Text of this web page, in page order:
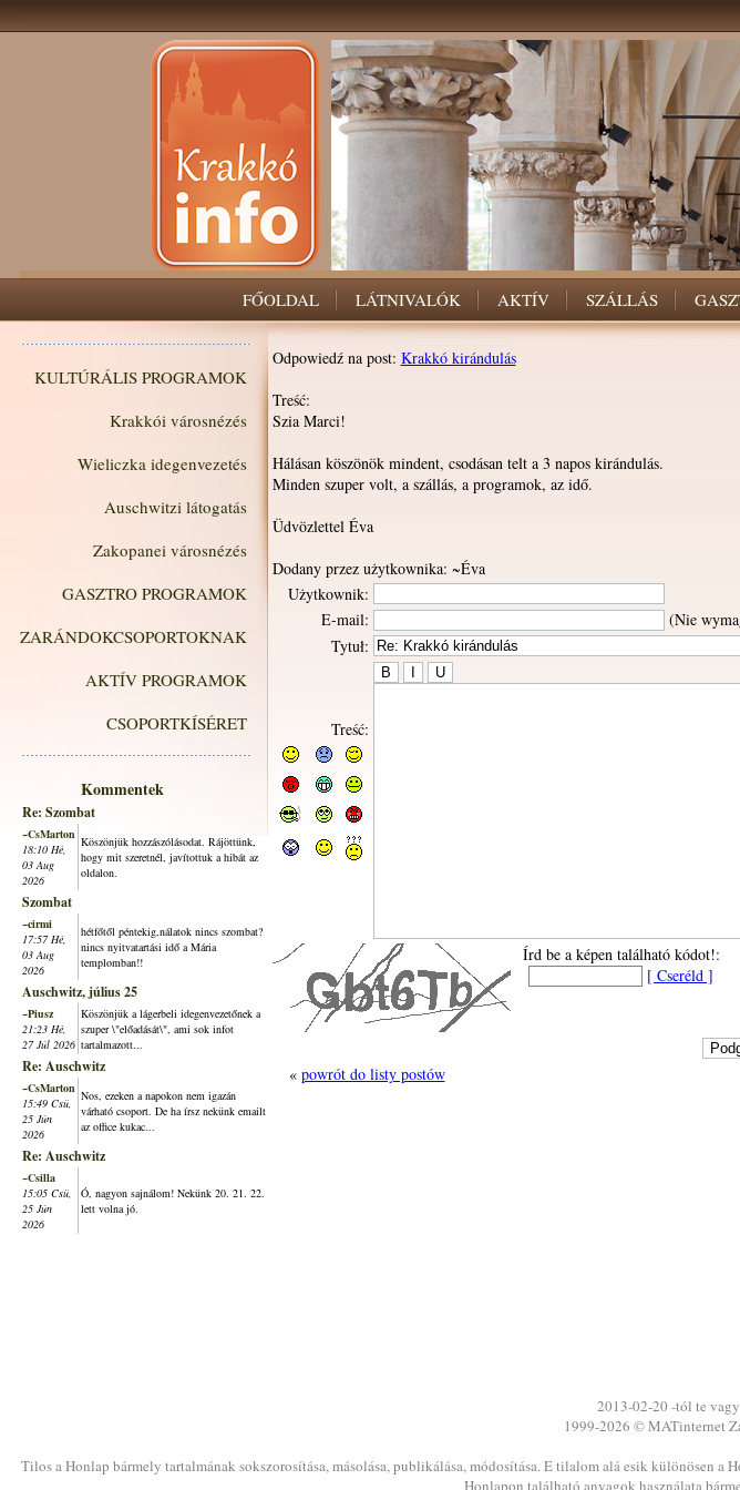
FŐOLDAL LÁTNIVALÓK AKTÍV SZÁLLÁS
KULTÚRÁLIS PROGRAMOK
Krakkói városnézés
Wieliczka idegenvezetés
Auschwitzi látogatás
Zakopanei városnézés
GASZTRO PROGRAMOK
ZARÁNDOKCSOPORTOKNAK
AKTÍV PROGRAMOK
CSOPORTKÍSÉRET
Kommentek
Re: Szombat
~CsMarton
18:10 Hé,
03 Aug
2026
Köszönjük hozzászólásodat. Rájöttünk,
hogy mit szeretnél, javítottuk a hibát az
oldalon.
Szombat
~cirmi
17:57 Hé,
03 Aug
2026
hétfőtől péntekig,nálatok nincs szombat?
nincs nyitvatartási idő a Mária
templomban!!
Auschwitz, július 25
~Piusz
21:23 Hé,
27 Júl 2026
Köszönjük a lágerbeli idegenvezetőnek a
szuper \"előadását\", ami sok infot
tartalmazott...
Re: Auschwitz
~CsMarton
15:49 Csü,
25 Jún
2026
Nos, ezeken a napokon nem igazán
várható csoport. De ha írsz nekünk emailt
az office kukac...
Re: Auschwitz
~Csilla
15:05 Csü,
25 Jún
2026
Ó, nagyon sajnálom! Nekünk 20. 21. 22.
lett volna jó.
Odpowiedź na post: Krakkó kirándulás
Treść:
Szia Marci!
Hálásan köszönök mindent, csodásan telt a 3 napos kirándulás.
Minden szuper volt, a szállás, a programok, az idő.
Üdvözlettel Éva
Dodany przez użytkownika: ~Éva
Użytkownik:
E-mail:
(Nie
Tytuł:
Treść:
Írd be a képen található kódot!:
[ Cseréld ]
« powrót do listy postów
2013-02-20 -tól te
1999-2026 ©MATinternet
Tilos a Honlap bármely tartalmának sokszorosítása, másolása, publikálása, módosítása. E tilalom alá esik különösen
Honlapon található anyagok használata